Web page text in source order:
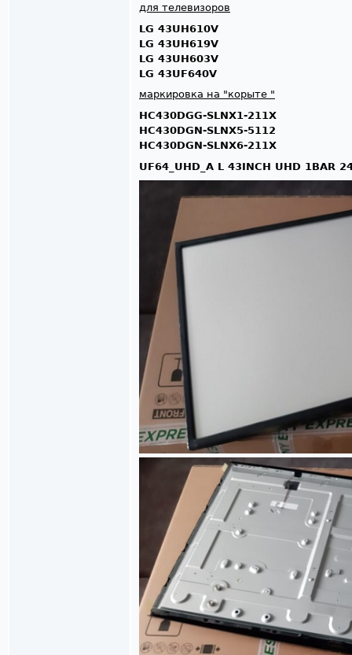
для телевизоров
LG 43UH610V
LG 43UH619V
LG 43UH603V
LG 43UF640V
маркировка на "корыте "
HC430DGG-SLNX1-211X
HC430DGN-SLNX5-5112
HC430DGN-SLNX6-211X
UF64_UHD_A L 43INCH UHD 1BAR